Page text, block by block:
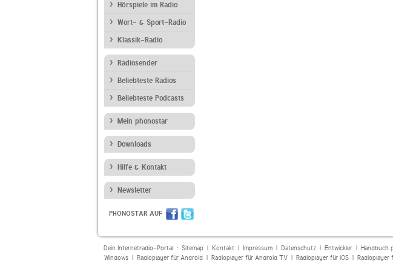
Hörspiele im Radio
Wort- & Sport-Radio
Klassik-Radio
Radiosender
Beliebteste Radios
Beliebteste Podcasts
Mein phonostar
Downloads
Hilfe & Kontakt
Newsletter
PHONOSTAR AUF
Dein Internetradio-Portal : Sitemap| Kontakt| Impressum| Datenschutz| Entwickler| Handbuch
Windows| Radioplayer für Android| Radioplayer für Android TV| Radioplayer für iOS| Radioplayer